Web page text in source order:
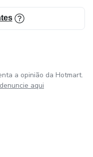
a opinião da Hotmart.
denuncie aqui